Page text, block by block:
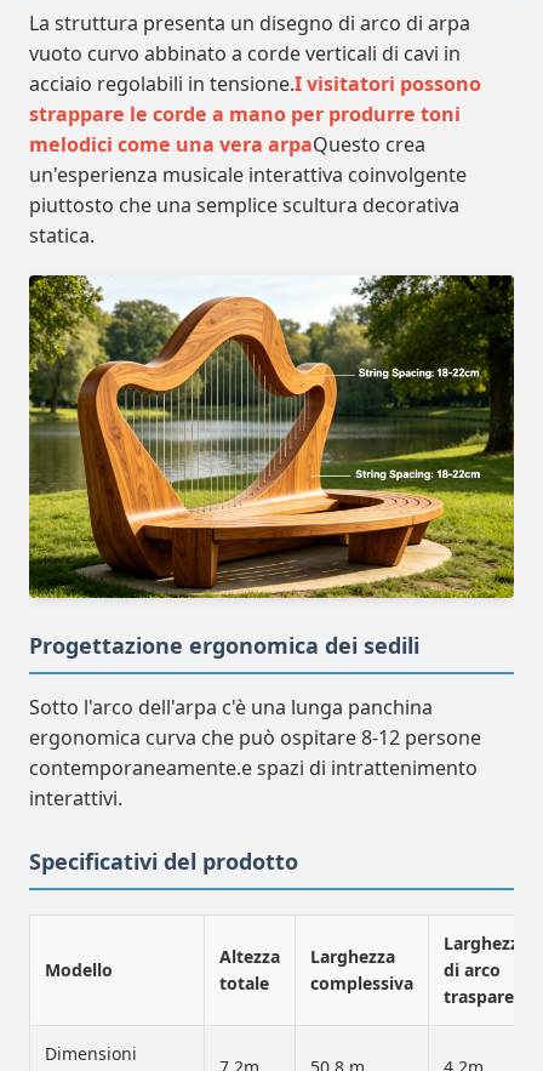
La struttura presenta un disegno di arco di arpa
vuoto curvo abbinato a corde verticali di cavi in
acciaio regolabili in tensione.I visitatori possono
strappare le corde a mano per produrre toni
melodici come una vera arpaQuesto crea
un'esperienza musicale interattiva coinvolgente
piuttosto che una semplice scultura decorativa
statica.
Progettazione ergonomica dei sedili
Sotto l'arco dell'arpa c'è una lunga panchina
ergonomica curva che può ospitare 8-12 persone
contemporaneamente.e spazi di intrattenimento
interattivi.
Specificativi del prodotto
Modello
Altezza
totale
Larghezza
complessiva
Larghezza
di arco
trasparente
Dimensioni